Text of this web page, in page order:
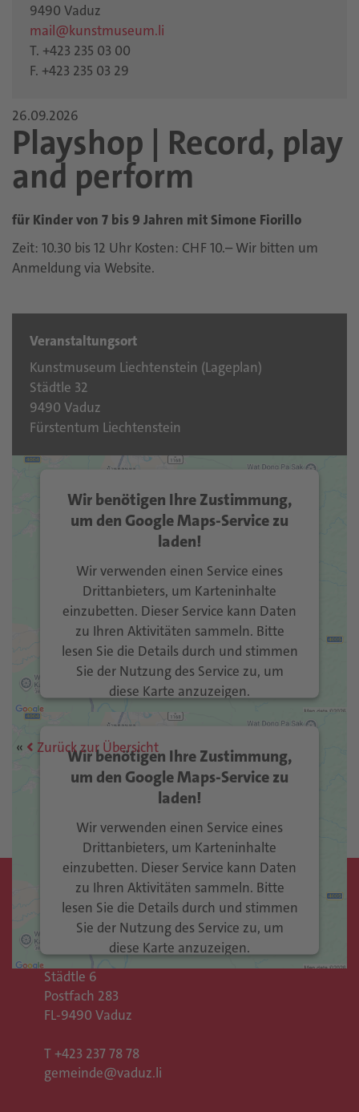
9490 Vaduz
mail@kunstmuseum.li
T. +423 235 03 00
F. +423 235 03 29
26.09.2026
Playshop | Record, play
and perform
für Kinder von 7 bis 9 Jahren mit Simone Fiorillo
Zeit: 10.30 bis 12 Uhr Kosten: CHF 10.– Wir bitten um
Anmeldung via Website.
Veranstaltungsort
Kunstmuseum Liechtenstein (Lageplan)
Städtle 32
9490 Vaduz
Fürstentum Liechtenstein
Wir benötigen Ihre Zustimmung,
um den Google Maps-Service zu
laden!
Wir verwenden einen Service eines
Drittanbieters, um Karteninhalte
einzubetten. Dieser Service kann Daten
zu Ihren Aktivitäten sammeln. Bitte
lesen Sie die Details durch und stimmen
Sie der Nutzung des Service zu, um
diese Karte anzuzeigen.
Mehr Informationen
Akzeptieren
Usercentrics Consent
Management Platform &eRecht24
Wir benötigen Ihre Zustimmung,
um den Google Maps-Service zu
laden!
Wir verwenden einen Service eines
Drittanbieters, um Karteninhalte
einzubetten. Dieser Service kann Daten
zu Ihren Aktivitäten sammeln. Bitte
lesen Sie die Details durch und stimmen
Sie der Nutzung des Service zu, um
diese Karte anzuzeigen.
powered by
Management Platform
Zurück zur Übersicht
Kontakt
Gemeinde Vaduz
Rathaus
Städtle 6
Postfach 283
FL-9490 Vaduz
T +423 237 78 78
gemeinde@vaduz.li